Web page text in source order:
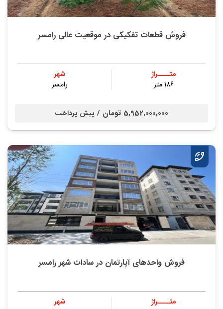
فروش قطعات تفکیکی در موقعیت عالی رامسر
متــــراژ
186 متر
شهر
رامسر
5,952,000,000 تومان / پیش پرداخت
فروش واحدهای آپارتمان در سادات شهر رامسر
متــــراژ
شهر